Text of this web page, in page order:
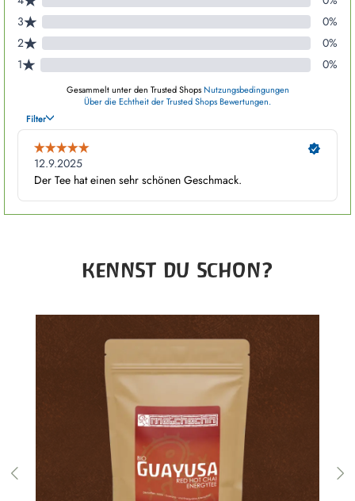
KENNST DU SCHON?